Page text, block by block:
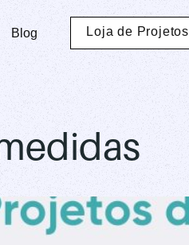
Blog Loja de Projetos